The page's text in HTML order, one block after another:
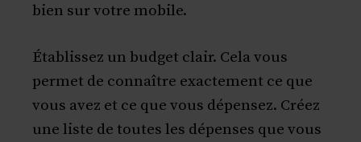
bien sur votre mobile.
Établissez un budget clair. Cela vous
permet de connaître exactement ce que
vous avez et ce que vous dépensez. Créez
une liste de toutes les dépenses que vous